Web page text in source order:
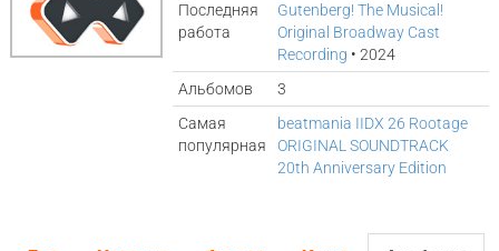
Последняя
работа
Gutenberg! The Musical!
Original Broadway Cast
Recording • 2024
Альбомов
3
Самая
популярная
beatmania IIDX 26 Rootage
ORIGINAL SOUNDTRACK
20th Anniversary Edition